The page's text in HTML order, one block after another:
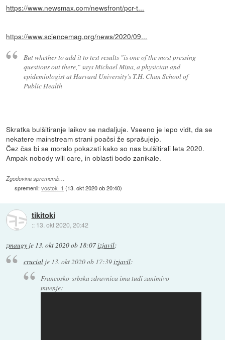
https://www.newsmax.com/newsfront/pcr-t...
https://www.sciencemag.org/news/2020/09...
But whether to add it to test results "is one of the most pressing
questions out there," says Michael Mina, a physician and
epidemiologist at Harvard University's T.H. Chan School of
Public Health
Skratka bulšitiranje laikov se nadaljuje. Vseeno je lepo vidt, da se
nekatere mainstream strani poačsi že sprašujejo.
Čez čas bi se moralo pokazati kako so nas bulšitirali leta 2020.
Ampak nobody will care, in oblasti bodo zanikale.
Zgodovina sprememb…
spremenil:vostok_1 (13. okt 2020 ob 20:40)
tikitoki
:: 13. okt 2020, 20:42
zmaugy je 13. okt 2020 ob 18:07izjavil:
crucialje 13. okt 2020 ob 17:39izjavil:
Francosko-srbska zdravnica ima tudi zanimivo
mnenje: